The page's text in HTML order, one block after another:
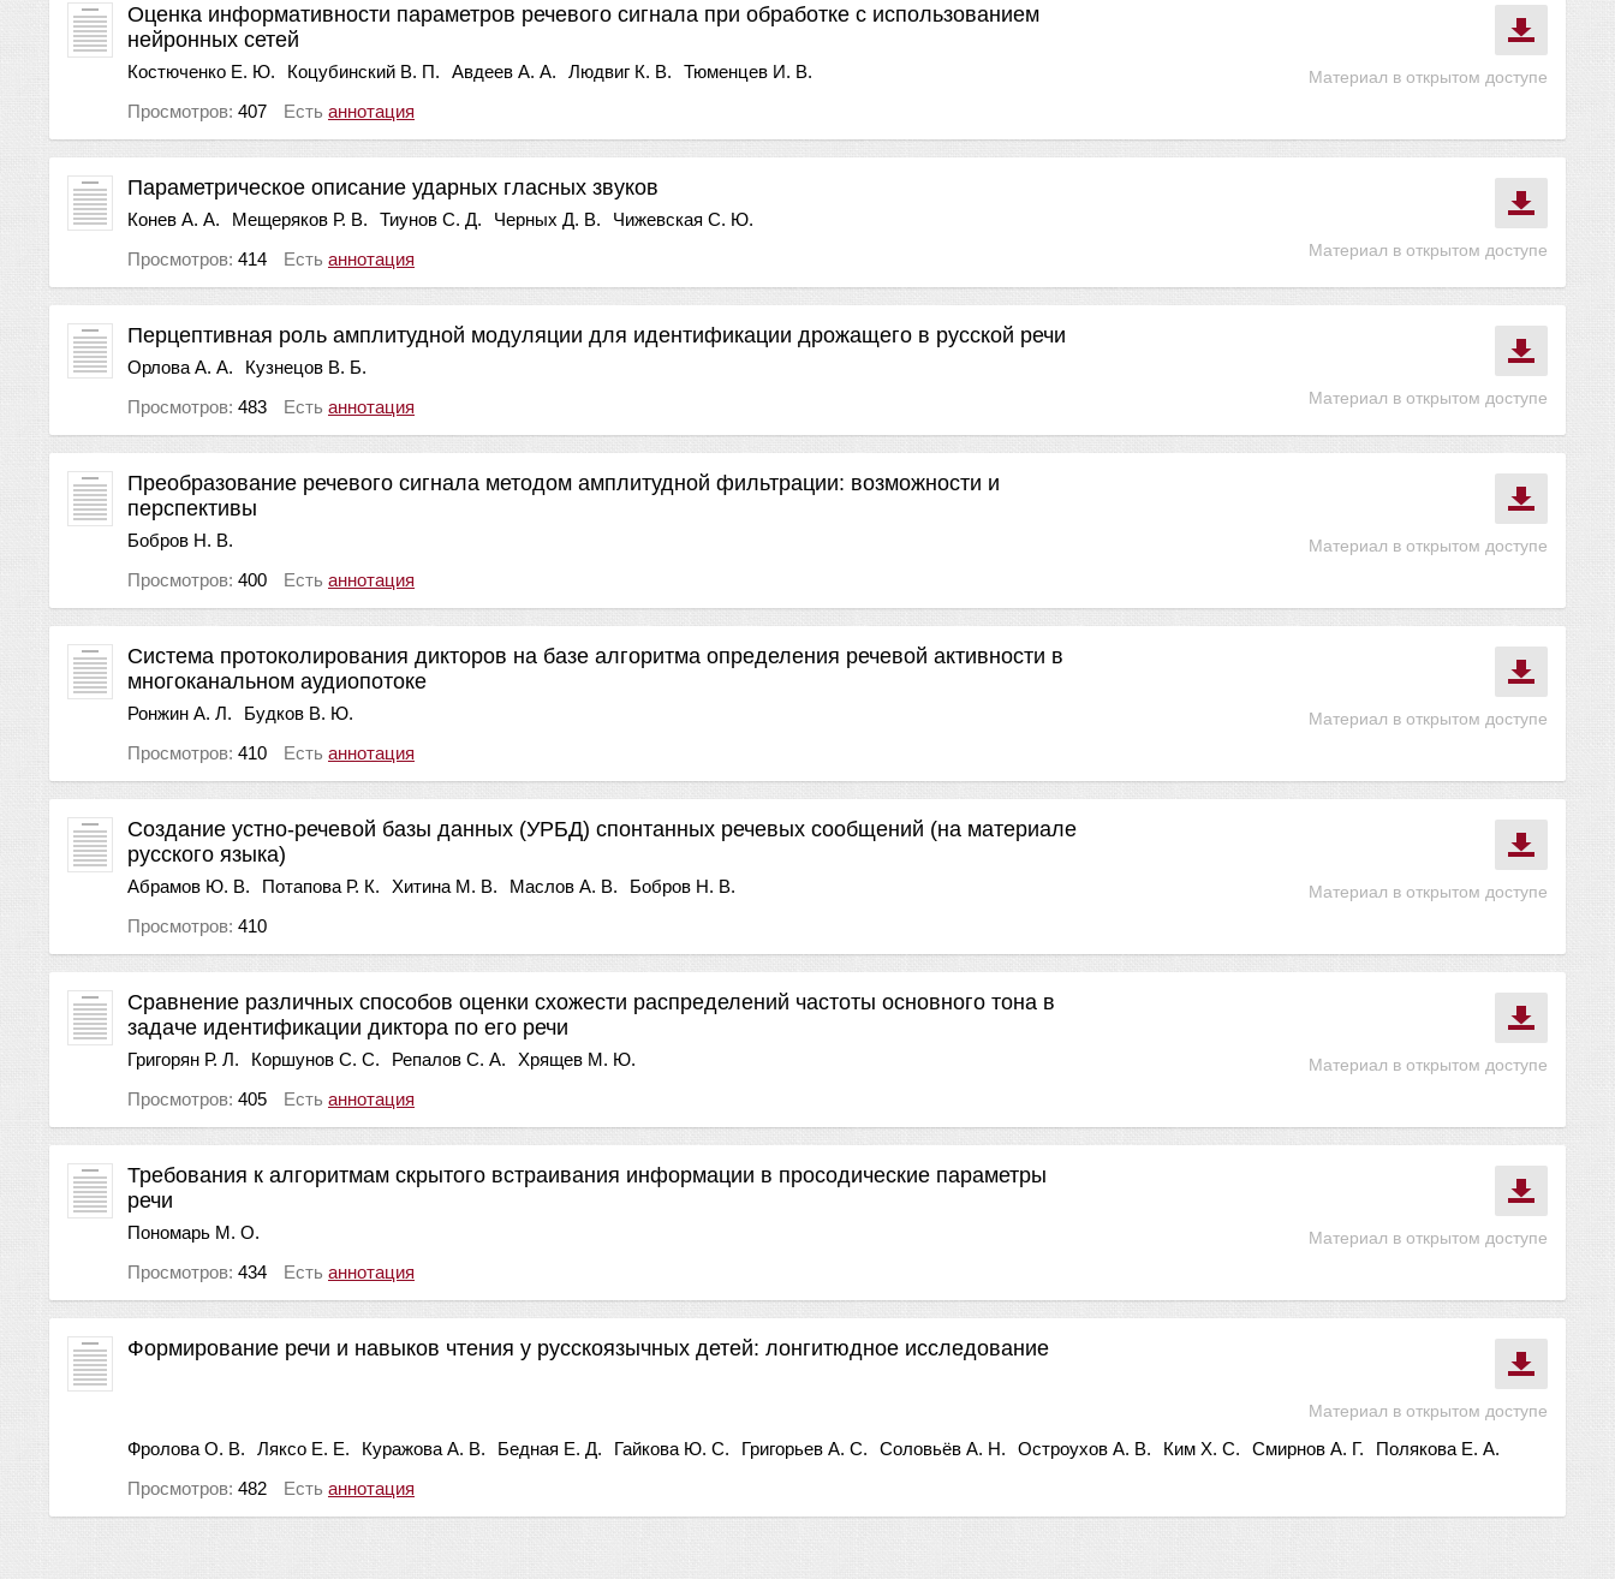
Материал в открытом доступе
Оценка информативности параметров речевого сигнала при обработке с использованием
нейронных сетей
Костюченко Е. Ю. Коцубинский В. П. Авдеев А. А. Людвиг К. В.
Тюменцев И. В.
Просмотров: 407 Есть аннотация
Материал в открытом доступе
Параметрическое описание ударных гласных звуков
Конев А. А. Мещеряков Р. В. Тиунов С. Д. Черных Д. В.
Чижевская С. Ю.
Просмотров: 414 Есть аннотация
Материал в открытом доступе
Перцептивная роль амплитудной модуляции для идентификации дрожащего в русской речи
Орлова А. А.
Кузнецов В. Б.
Просмотров: 483 Есть аннотация
Материал в открытом доступе
Преобразование речевого сигнала методом амплитудной фильтрации: возможности и
перспективы
Бобров Н. В.
Просмотров: 400 Есть аннотация
Материал в открытом доступе
Система протоколирования дикторов на базе алгоритма определения речевой активности в
многоканальном аудиопотоке
Ронжин А. Л.
Будков В. Ю.
Просмотров: 410 Есть аннотация
Материал в открытом доступе
Создание устно-речевой базы данных (УРБД) спонтанных речевых сообщений (на материале
русского языка)
Абрамов Ю. В. Потапова Р. К. Хитина М. В. Маслов А. В.
Бобров Н. В.
Просмотров: 410
Материал в открытом доступе
Сравнение различных способов оценки схожести распределений частоты основного тона в
задаче идентификации диктора по его речи
Григорян Р. Л. Коршунов С. С. Репалов С. А.
Хрящев М. Ю.
Просмотров: 405 Есть аннотация
Материал в открытом доступе
Требования к алгоритмам скрытого встраивания информации в просодические параметры
речи
Пономарь М. О.
Просмотров: 434 Есть аннотация
Материал в открытом доступе
Формирование речи и навыков чтения у русскоязычных детей: лонгитюдное исследование
Фролова О. В. Ляксо Е. Е. Куражова А. В. Бедная Е. Д. Гайкова Ю. С. Григорьев А. С. Соловьёв А. Н. Остроухов А. В. Ким Х. С. Смирнов А. Г.
Полякова Е. А.
Просмотров: 482 Есть аннотация